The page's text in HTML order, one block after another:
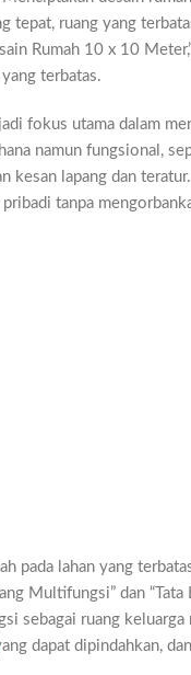
tepat, ruang yang
Rumah 10 x 10
terbatas.
fokus utama dalam
namun fungsional,
kesan lapang dan
tanpa
pada lahan yang
Multifungsi” dan
sebagai ruang
dapat dipindahkan,